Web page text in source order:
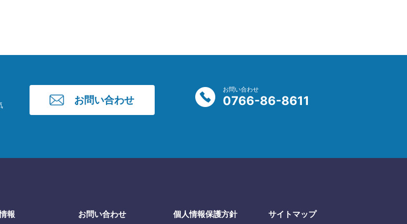
お問い合わせ
お問い合わせ
0766-86-8611
報 お問い合わせ 個人情報保護方針 サイトマップ